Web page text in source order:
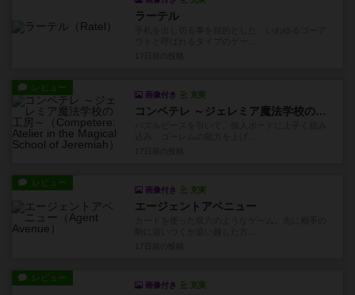
ラーテル
レビュー
画像付き 充実
コンペテレ ～ジェレミア魔法学校の工房～
レビュー
画像付き 充実
エージェントアベニュー
レビュー
画像付き 充実